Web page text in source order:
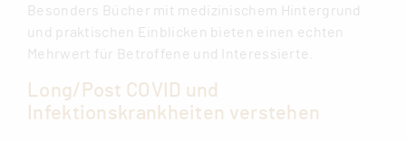
Besonders Bücher mit medizinischem Hintergrund
und praktischen Einblicken bieten einen echten
Mehrwert für Betroffene und Interessierte.
Long/Post COVID und
Infektionskrankheiten verstehen